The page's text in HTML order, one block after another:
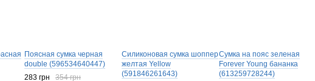
Поясная сумка черная
double (596534640447)
283 грн
354 грн
Силиконовая сумка шоппер
желтая Yellow
(591846261643)
Cумка на пояс зеленая
Forever Young бананка
(613259728244)